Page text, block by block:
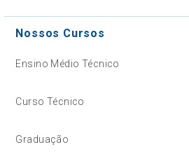
Nossos Cursos
Ensino Médio Técnico
Curso Técnico
Graduação